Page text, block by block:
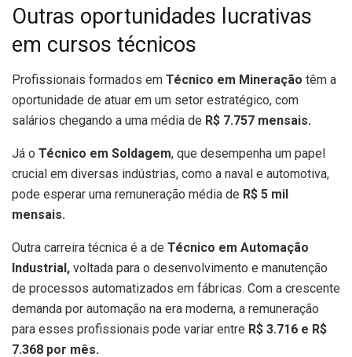
Outras oportunidades lucrativas
em cursos técnicos
Profissionais formados em Técnico em Mineração têm a
oportunidade de atuar em um setor estratégico, com
salários chegando a uma média de R$ 7.757 mensais.
Já o Técnico em Soldagem, que desempenha um papel
crucial em diversas indústrias, como a naval e automotiva,
pode esperar uma remuneração média de R$ 5 mil
mensais.
Outra carreira técnica é a de Técnico em Automação
Industrial, voltada para o desenvolvimento e manutenção
de processos automatizados em fábricas. Com a crescente
demanda por automação na era moderna, a remuneração
para esses profissionais pode variar entre R$ 3.716 e R$
7.368 por mês.